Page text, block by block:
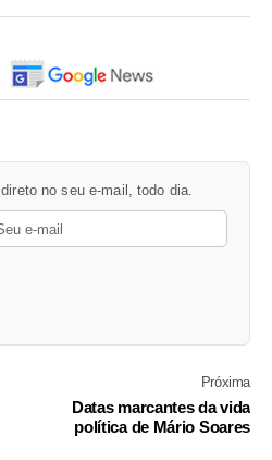
direto no seu e-mail, todo dia.
Próxima
Datas marcantes da vida
política de Mário Soares